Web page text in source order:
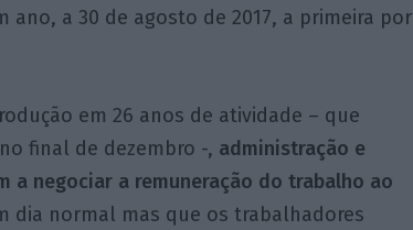
a 30 de agosto de 2017, a primeira por
em 26 anos de atividade – que
final de dezembro -, administração e
a negociar a remuneração do trabalho ao
dia normal mas que os trabalhadores